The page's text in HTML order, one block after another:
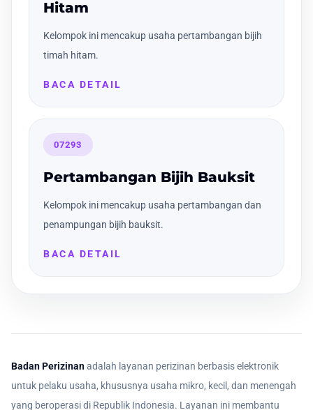
Hitam
Kelompok ini mencakup usaha pertambangan bijih
timah hitam.
BACA DETAIL
07293
Pertambangan Bijih Bauksit
Kelompok ini mencakup usaha pertambangan dan
penampungan bijih bauksit.
BACA DETAIL
Badan Perizinanadalah layanan perizinan berbasis elektronik
untuk pelaku usaha, khususnya usaha mikro, kecil, dan menengah
yang beroperasi di Republik Indonesia. Layanan ini membantu